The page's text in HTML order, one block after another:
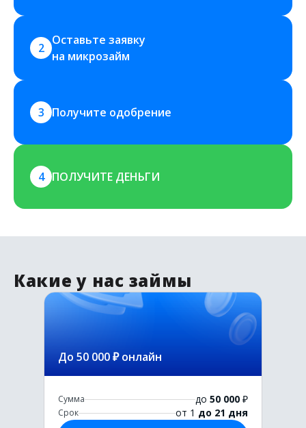
2
Оставьте заявку
на микрозайм
3 Получите одобрение
4 ПОЛУЧИТЕ ДЕНЬГИ
Какие у нас займы
До 50 000 ₽ онлайн
Сумма до 50 000 ₽
Срок от 1 до 21 дня